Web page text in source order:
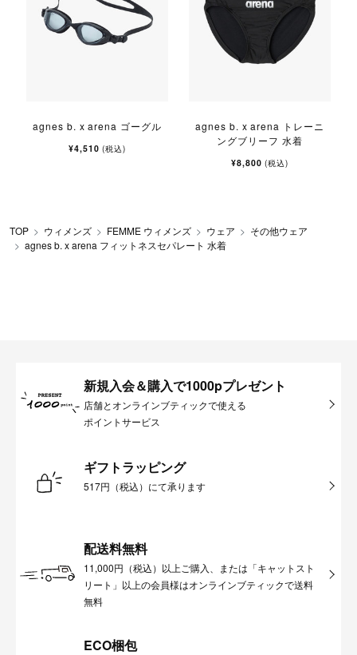
agnes b. x arena ゴーグル
¥4,510(税込)
agnes b. x arena トレーニ
ングブリーフ 水着
¥8,800(税込)
TOP ウィメンズ FEMME ウィメンズ ウェア
その他ウェア
agnes b. x arena フィットネスセパレート 水着
新規入会＆購入で1000pプレゼント
店舗とオンラインブティックで使える
ポイントサービス
ギフトラッピング
517円（税込）にて承ります
配送料無料
11,000円（税込）以上ご購入、または「キャットスト
リート」以上の会員様はオンラインブティックで送料
無料
ECO梱包